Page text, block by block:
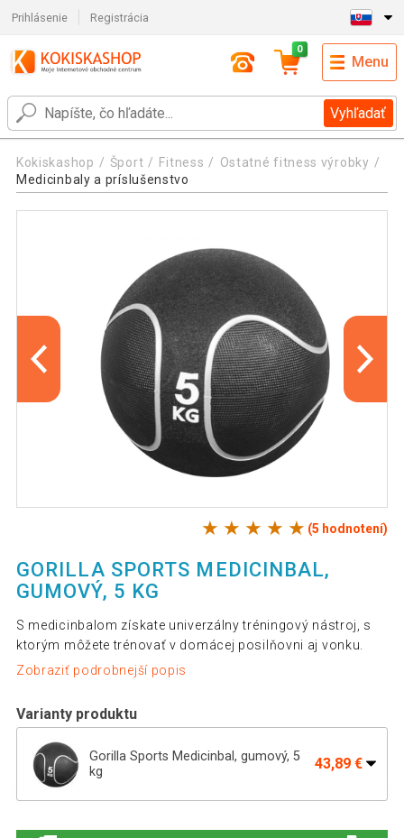
Prihlásenie Registrácia
Vyhľadať
0
Menu
Kokiskashop Šport Fitness
Ostatné fitness výrobky
Medicinbaly a príslušenstvo
(5 hodnotení)
GORILLA SPORTS MEDICINBAL,
GUMOVÝ, 5 KG
S medicinbalom získate univerzálny tréningový nástroj, s
ktorým môžete trénovať v domácej posilňovni aj vonku.
Zobraziť podrobnejší popis
Varianty produktu
Gorilla Sports Medicinbal, gumový, 5
kg
43,89 €